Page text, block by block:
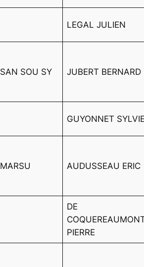
LEGAL JULIEN
SAN SOU SY JUBERT BERNARD
GUYONNET
MARSU AUDUSSEAU ERIC
DE
PIERRE